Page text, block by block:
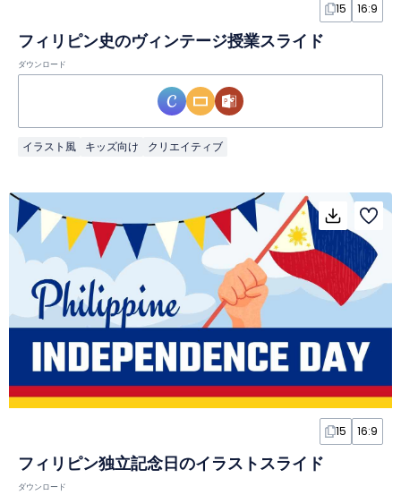
15 16:9
フィリピン史のヴィンテージ授業スライド
ダウンロード
イラスト風 キッズ向け クリエイティブ
15 16:9
フィリピン独立記念日のイラストスライド
ダウンロード